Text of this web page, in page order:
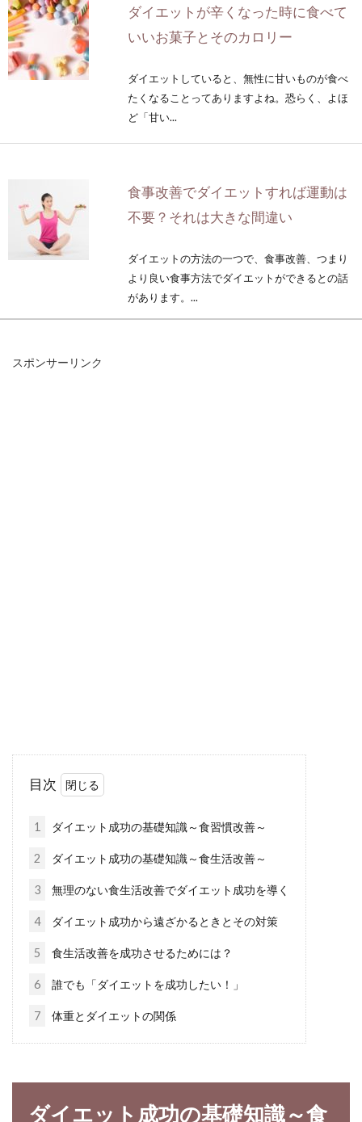
ダイエットが辛くなった時に食べて
いいお菓子とそのカロリー
ダイエットしていると、無性に甘いものが食べ
たくなることってありますよね。恐らく、よほ
ど「甘い...
食事改善でダイエットすれば運動は
不要？それは大きな間違い
ダイエットの方法の一つで、食事改善、つまり
より良い食事方法でダイエットができるとの話
があります。...
良く健康的に痩せよう
女性なら、誰しも気になるのが自分の体重では
ないでしょうか。ですが、実は体重だけでな
ダイエット中もラーメンが食べた
い！カロリーを抑える方法！
ラーメンは、外食で食べる、自宅で凝って作
る、インスタントラーメンやカップラーメン等
で手軽に食べる...
ルシーなケーキレシピ特集
スポンサーリンク
目次
1 ダイエット成功の基礎知識～食習慣改善～
2 ダイエット成功の基礎知識～食生活改善～
3 無理のない食生活改善でダイエット成功を導く
4 ダイエット成功から遠ざかるときとその対策
5 食生活改善を成功させるためには？
6 誰でも「ダイエットを成功したい！」
7 体重とダイエットの関係
ダイエット成功の基礎知識～食